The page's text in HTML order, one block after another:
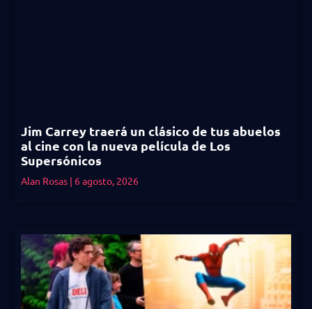
Jim Carrey traerá un clásico de tus abuelos
al cine con la nueva película de Los
Supersónicos
Alan Rosas 6 agosto, 2026